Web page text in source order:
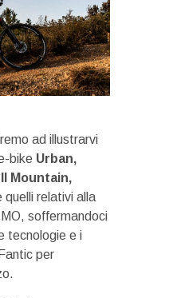
ad illustrarvi
bike Urban,
Mountain,
quelli relativi alla
soffermandoci
tecnologie e i
per